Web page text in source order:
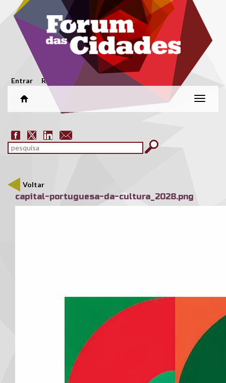
Passar para o conteúdo principal
Menu secundário
Entrar Registar
Alterar
Formulário de pesquisa
pesquisar
Voltar
capital-portuguesa-da-cultura_2028.png